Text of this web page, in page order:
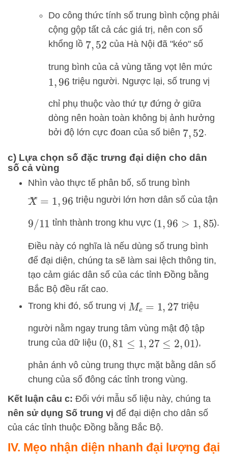
Do công thức tính số trung bình cộng phải
cộng gộp tất cả các giá trị, nên con số
khổng lồ 7, 52 của Hà Nội đã "kéo" số
trung bình của cả vùng tăng vọt lên mức
1, 96 triệu người. Ngược lại, số trung vị
chỉ phụ thuộc vào thứ tự đứng ở giữa
dòng nên hoàn toàn không bị ảnh hưởng
bởi độ lớn cực đoan của số biên 7, 52.
c) Lựa chọn số đặc trưng đại diện cho dân
số cả vùng
Nhìn vào thực tế phân bố, số trung bình
X―=1 96 triệu người lớn hơn dân số của tận
9/11 tỉnh thành trong khu vực (1, 96 >1 85 ).
Điều này có nghĩa là nếu dùng số trung bình
để đại diện, chúng ta sẽ làm sai lệch thông tin,
tạo cảm giác dân số của các tỉnh Đồng bằng
Bắc Bộ đều rất cao.
Trong khi đó, số trung vị Me =1 ,27 triệu
người nằm ngay trung tâm vùng mật độ tập
trung của dữ liệu (0, 81 ≤1 27≤2 ,01 ),
phản ánh vô cùng trung thực mặt bằng dân số
chung của số đông các tỉnh trong vùng.
Kết luận câu c: Đối với mẫu số liệu này, chúng ta
nên sử dụng Số trung vị để đại diện cho dân số
của các tỉnh thuộc Đồng bằng Bắc Bộ.
IV. Mẹo nhận diện nhanh đại lượng đại